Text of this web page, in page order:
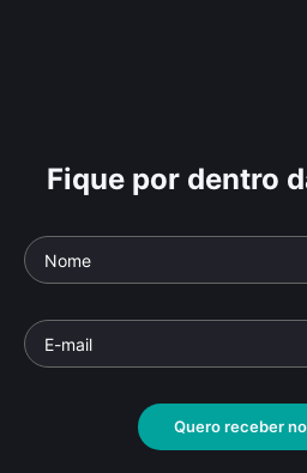
Fique por dentro
Quero receber